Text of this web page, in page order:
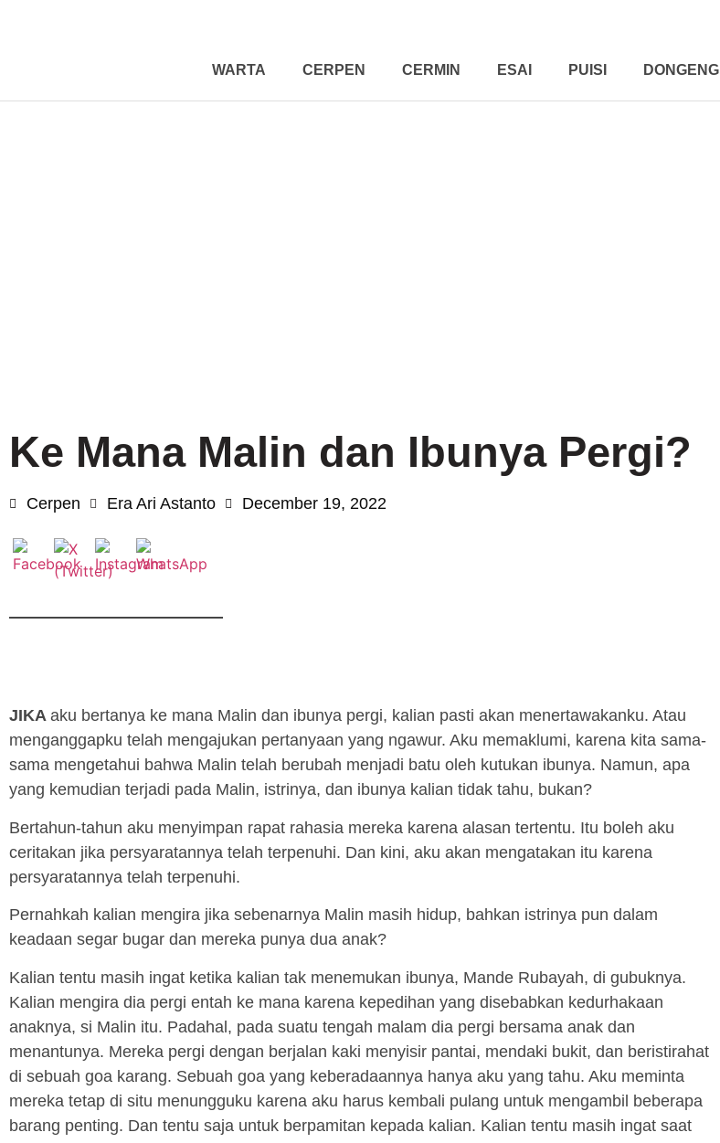
WARTA CERPEN CERMIN ESAI PUISI DONGENG
Ke Mana Malin dan Ibunya Pergi?
Cerpen Era Ari Astanto December 19, 2022
JIKA aku bertanya ke mana Malin dan ibunya pergi, kalian pasti akan menertawakanku. Atau
menganggapku telah mengajukan pertanyaan yang ngawur. Aku memaklumi, karena kita sama-
sama mengetahui bahwa Malin telah berubah menjadi batu oleh kutukan ibunya. Namun, apa
yang kemudian terjadi pada Malin, istrinya, dan ibunya kalian tidak tahu, bukan?
Bertahun-tahun aku menyimpan rapat rahasia mereka karena alasan tertentu. Itu boleh aku
ceritakan jika persyaratannya telah terpenuhi. Dan kini, aku akan mengatakan itu karena
persyaratannya telah terpenuhi.
Pernahkah kalian mengira jika sebenarnya Malin masih hidup, bahkan istrinya pun dalam
keadaan segar bugar dan mereka punya dua anak?
Kalian tentu masih ingat ketika kalian tak menemukan ibunya, Mande Rubayah, di gubuknya.
Kalian mengira dia pergi entah ke mana karena kepedihan yang disebabkan kedurhakaan
anaknya, si Malin itu. Padahal, pada suatu tengah malam dia pergi bersama anak dan
menantunya. Mereka pergi dengan berjalan kaki menyisir pantai, mendaki bukit, dan beristirahat
di sebuah goa karang. Sebuah goa yang keberadaannya hanya aku yang tahu. Aku meminta
mereka tetap di situ menungguku karena aku harus kembali pulang untuk mengambil beberapa
barang penting. Dan tentu saja untuk berpamitan kepada kalian. Kalian tentu masih ingat saat